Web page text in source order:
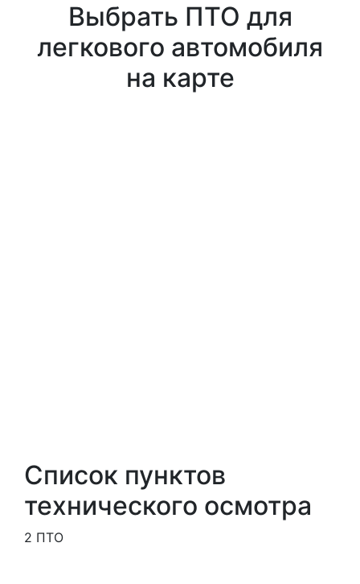
Выбрать ПТО для
легкового автомобиля
на карте
Список пунктов
технического осмотра
2 ПТО